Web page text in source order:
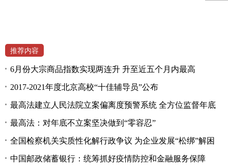
推荐内容
6月份大宗商品指数实现两连升 升至近五个月内最高
2017-2021年度北京高校“十佳辅导员”公布
最高法建立人民法院立案偏离度预警系统 全方位监督年底
最高法：对年底不立案坚决做到“零容忍”
全国检察机关实质性化解行政争议 为企业发展“松绑”解困
中国邮政储蓄银行：统筹抓好疫情防控和金融服务保障